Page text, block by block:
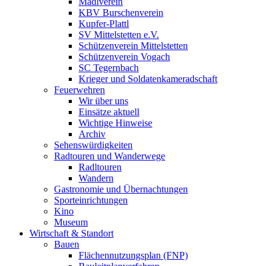
KBV Burschenverein
Kupfer-Plattl
SV Mittelstetten e.V.
Schützenverein Mittelstetten
Schützenverein Vogach
SC Tegernbach
Krieger und Soldatenkameradschaft
Feuerwehren
Wir über uns
Einsätze aktuell
Wichtige Hinweise
Archiv
Sehenswürdigkeiten
Radtouren und Wanderwege
Radltouren
Wandern
Gastronomie und Übernachtungen
Sporteinrichtungen
Kino
Museum
Wirtschaft & Standort
Bauen
Flächennutzungsplan (FNP)